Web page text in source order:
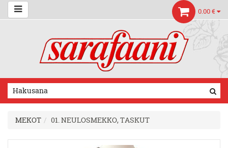
0.00 €
MEKOT 01. NEULOSMEKKO, TASKUT